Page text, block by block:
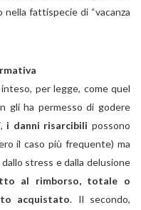
fattispecie di “vacanza
per legge, come quel
gli ha permesso di godere
i danni risarcibili possono
il caso più frequente) ma
stress e dalla delusione
al rimborso, totale o
acquistato. Il secondo,